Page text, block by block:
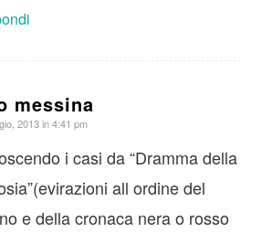
messina
2013 in 4:41 pm
i casi da “Dramma della
all ordine del
e della cronaca nera o rosso